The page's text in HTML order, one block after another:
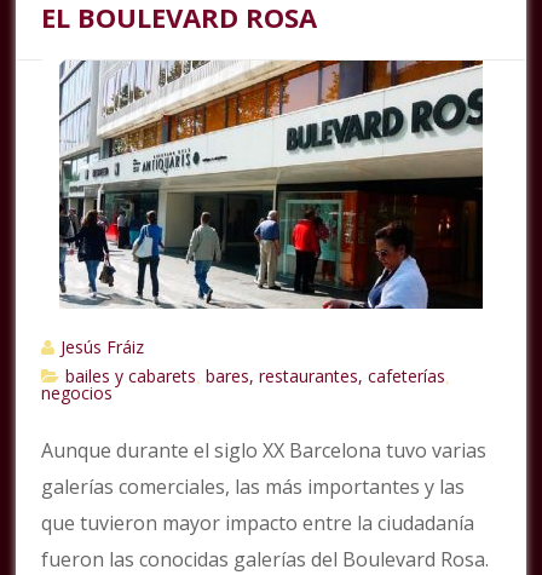
EL BOULEVARD ROSA
Jesús Fráiz
bailes y cabarets bares, restaurantes, cafeterías
negocios
Aunque durante el siglo XX Barcelona tuvo varias
galerías comerciales, las más importantes y las
que tuvieron mayor impacto entre la ciudadanía
fueron las conocidas galerías del Boulevard Rosa.